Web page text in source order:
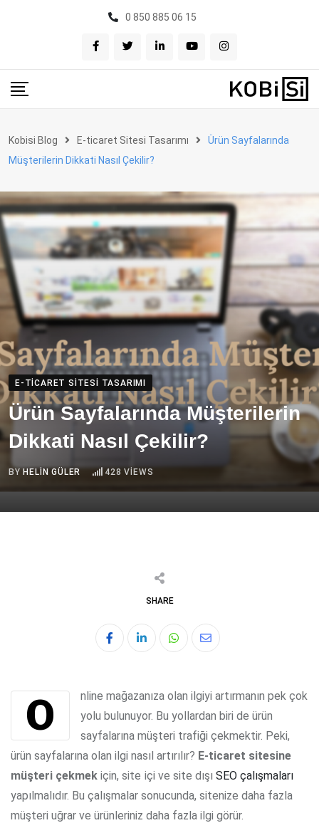
0 850 885 06 15
Kobisi Blog E-ticaret Sitesi Tasarımı
Ürün Sayfalarında
Müşterilerin Dikkati Nasıl Çekilir?
E-TICARET SITESI TASARIMI
Ürün Sayfalarında Müşterilerin
Dikkati Nasıl Çekilir?
BY HELIN GÜLER 428 VIEWS
SHARE
Whatsapp
Share
Online mağazanıza olan ilgiyi artırmanın pek çok
yolu bulunuyor. Bu yollardan biri de ürün
sayfalarına müşteri trafiği çekmektir. Peki,
ürün sayfalarına olan ilgi nasıl artırılır? E-ticaret sitesine
müşteri çekmek için, site i̇çi ve site dışı SEO çalışmaları
yapılmalıdır. Bu çalışmalar sonucunda, sitenize daha fazla
müşteri uğrar ve ürünleriniz daha fazla ilgi görür.